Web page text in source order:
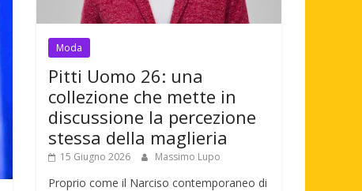
Moda
Pitti Uomo 26: una
collezione che mette in
discussione la percezione
stessa della maglieria
15 Giugno 2026 Massimo Lupo
Proprio come il Narciso contemporaneo di